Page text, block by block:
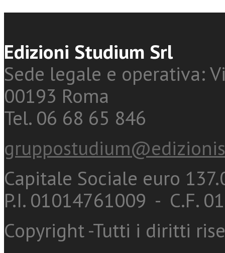
Edizioni Studium Srl
Sede legale e operativa:
00193 Roma
Tel. 06 68 65 846
Capitale Sociale euro
P.I. 01014761009 - C.F.
Copyright -Tutti i diritti